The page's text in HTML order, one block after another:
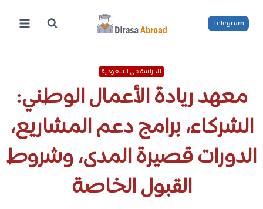
المحتوى
Telegram
الدراسة في السعودية
معهد ريادة الأعمال الوطني:
الشركاء، برامج دعم المشاريع،
الدورات قصيرة المدى، وشروط
القبول الخاصة